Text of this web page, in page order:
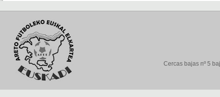
Cercas bajas nº 5